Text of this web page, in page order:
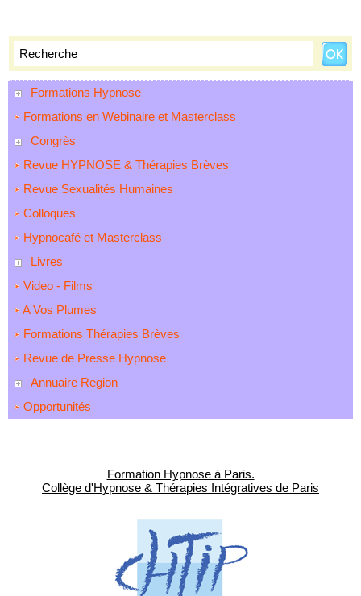
Formations Hypnose
Formations en Webinaire et Masterclass
Congrès
Revue HYPNOSE & Thérapies Brèves
Revue Sexualités Humaines
Colloques
Hypnocafé et Masterclass
Livres
Video - Films
A Vos Plumes
Formations Thérapies Brèves
Revue de Presse Hypnose
Annuaire Region
Opportunités
Formation Hypnose à Paris.
Collège d'Hypnose & Thérapies Intégratives de Paris